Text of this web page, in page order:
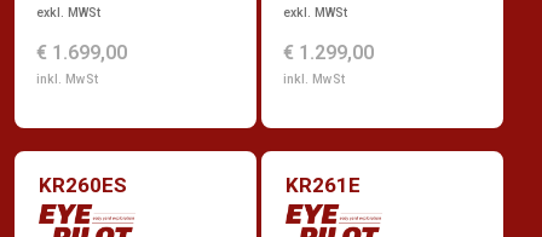
exkl. MWSt
€ 1.699,00
inkl. MwSt
exkl. MWSt
€ 1.299,00
inkl. MwSt
KR260ES KR261E